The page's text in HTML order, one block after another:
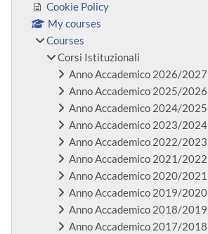
Cookie Policy
My courses
Courses
Corsi Istituzionali
Anno Accademico 2026/2027
Anno Accademico 2025/2026
Anno Accademico 2024/2025
Anno Accademico 2023/2024
Anno Accademico 2022/2023
Anno Accademico 2021/2022
Anno Accademico 2020/2021
Anno Accademico 2019/2020
Anno Accademico 2018/2019
Anno Accademico 2017/2018